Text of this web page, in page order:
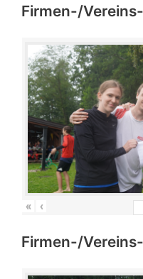
Firmen-/
« ‹
Firmen-/